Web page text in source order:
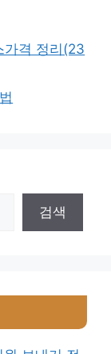
가격 정리(23
검색